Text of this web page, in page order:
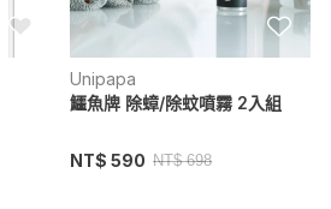
Unipapa
鱷魚牌 除蟑/除蚊噴霧 2入組
NT$ 590 NT$ 698